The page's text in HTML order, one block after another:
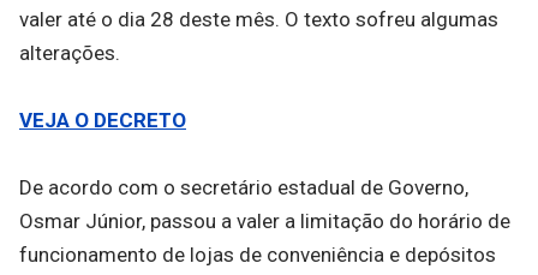
valer até o dia 28 deste mês. O texto sofreu algumas
alterações.
VEJA O DECRETO
De acordo com o secretário estadual de Governo,
Osmar Júnior, passou a valer a limitação do horário de
funcionamento de lojas de conveniência e depósitos